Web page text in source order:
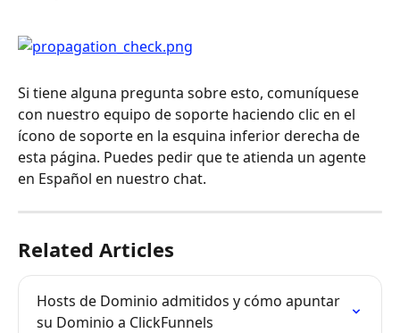
Si tiene alguna pregunta sobre esto, comuníquese
con nuestro equipo de soporte haciendo clic en el
ícono de soporte en la esquina inferior derecha de
esta página. Puedes pedir que te atienda un agente
en Español en nuestro chat.
Related Articles
Hosts de Dominio admitidos y cómo apuntar
su Dominio a ClickFunnels